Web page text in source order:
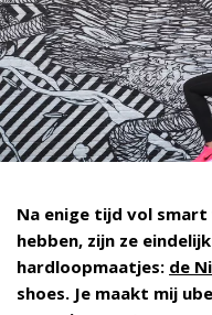
Na enige tijd vol
hebben, zijn ze
hardloopmaatjes: de
shoes. Je maakt mij